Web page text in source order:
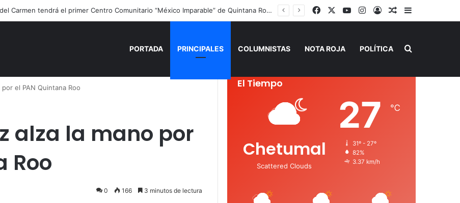
para recordar: niñas y niños cierran con alegría el curso “Aventuras de Verano” FacebookYouTubeInstagram
AccesoPublicación al
Barra lateral
PORTADA PRINCIPALES COLUMNISTAS NOTA ROJA POLÍTICA Buscar por
el PAN Quintana Roo
alza la mano por
Roo
0 166 3 minutos de lectura
El Tiempo
Chetumal
Scattered Clouds
27 ℃
31º - 27º
82%
3.37 km/h